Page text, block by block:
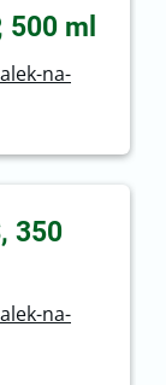
500 ml
na-
350
na-